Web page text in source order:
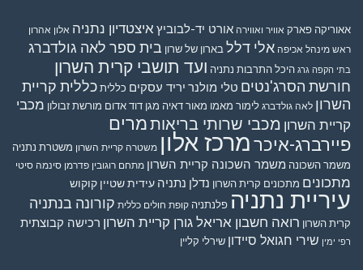
ראש מינהל אכיפה אלי דלל בארון של שרון בית ספר לאה גולדברג
בתי הקפה גרג היכל התרבות נתניה ועד תושבי קרית השרון
חורשת הסרג'נטיםטלי מולנריריד עסקים כללית כללית קריית
השרון לאה גולדברג לימור מאמו מאור דאיה מגן דוד אדום מורשת זבולון מכבי
קריית השרוןמכבי שרותי בריאותמרים
פיירברג-איכרמרכז אלון משטרה קריית השרון
משמר השכונה משמר השכונה קריית השרון מתחם רוגובין פדרמן סינמה סיטי
מתכונים מתכונים קרית השרון נדלןנתניהעידית שטיין קוקוש
עיריית נתניה פלנתניה קופת חולים כללית קורונה בנתניה
קרית השרון רואה חשבון אריאל גורן קריית השרוןרכישה קבוצתית
רפי ימין שירי חגואל סיידון שירלי קליין